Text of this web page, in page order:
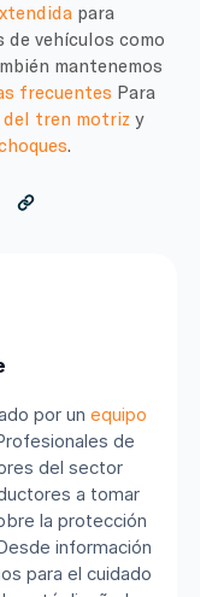
para
vehículos como
mantenemos
frecuentes Para
tren motriz y
.
por un equipo
de
del sector
a tomar
la protección
información
para el cuidado